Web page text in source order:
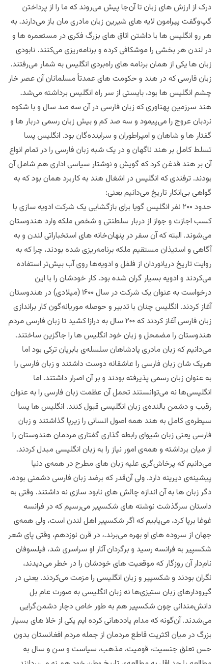
درک از ارزش های زبان تا آن‌جا پیش‌ می‌روند که ما را از پرداختن
گپ‌وگفت پیرامون لایه های شیرین زبان مادری مان باز می‌دارند. به
هر رو انگلیس ها با داشتن اتاق های بزرگ فکری در مستعمره ها و
در لندن هر بخشی را موشکافی کرده و برنامه‌ریزی می‌کنند. نابودی
زبان ها یکی از همان برنامه های را‌ه‌بردی انگلیس به شمار می‌رفتند.
زبان فارسی که در هند و حکومت های عمدتاً مسلمانان آن عصر خار
چشم انگلیس ها بود،‌ بایستی از سر راه انگلیس برداشته می‌شد.
هند سرزمین پهناوری که زبان فارسی در آن سه صد سال و با شکوه
نردبان عروج را می‌پیمود و سه صد کم و بیش زبان رسمی دربار ها و
گفتار ها و شاهان و امپراطوران و سراینده‌گان بود. انگلیس پسا
تسلط کامل بر هند ناگهان ‌و در یک شبه زبان فارسی را در تمام انواع
آن بر هند قدغن کرد که گویش و نوشتار سیاسی اداری هم شامل آن
بودند. ترفندی که انگلیس در اشغال هند به کاربرد همان بود که به
گواهی بی‌انکار تاریخ می‌دانیم یعنی:
حدود ۲۰۰ نفر انگلیس گویا برای بازگشایی یک شرکت ادویه سازی با
کسب اجازت و جواز از دربار سلطنتی و شخص ملکه وارد هندوستان
می‌شوند. البته که آن سفر در پنهان‌خانه های استخباراتی لندن و به
آگاهی و‌ استیذان مستقیم ملکه برنامه‌ریزی شده بودند، چرا که به
روایت تاریخ دریانوردان از فلفل و ادویه‌ها روی آب بیش‌تر استفاده
می‌کردند و ادویه بسیار گران شده بود. کار خودشان را با این
درخواست به عنوان یک شرکت در سال ۱۶۰۰ (میلادی) در هندوستان
آغاز کردند. انگلیس چنان با تدبیر و حوصله موریانه‌گون کار براندازی
زبان فارسی آغاز کردند که ۲۰۰ سال به درازا کشید تا زبان فارسی مردم
هندوستان را مضمحل و زبان خود انگلیس ها را جاگزین ساختند.
می‌دانیم که زبان مادری پادشاهان سلسله‌ی بابریان ترکی بود اما
هریک شان زبان فارسی را عاشقانه دوست داشتند و زبان فارسی را
به عنوان زبان رسمی پذیرفته بودند و بر آن اصرار داشتند. اما
انگلیسی‌ها نه می‌توانستند تحمل آن عظمت زبان فارسی را به عنوان
رقیب و دشمن بالنده‌ی زبان انگلیسی قبول کنند. انگلیس ها پسا
سیطره‌ی کامل به هند همه اصول انسانی را زیرپا گذاشتند و زبان
فارسی یعنی زبان شیوای رابطه‌ گذاری گفتاری مردمان هندوستان را
از میان برداشته ‌و همه‌ی امور نیاز را به زبان انگلیسی مبدل کردند.
می‌دانیم که پرخا‌ش‌گری علیه زبان های مطرح در همه‌ی دنیا
پیشینه‌ی دیرینه دارد. ولی آن‌قدر که برضد زبان فارسی دشمنی بوده،
دگر زبان ها به آن اندازه چالش های نابود سازی نه داشتند. وقتی به
داستان سرگذشت نوشته های شکسپیر می‌رسیم که در فرانسه
غوغا برپا کرد، می‌یابیم که اگر شکسپیر اهل لندن است، ولی همه‌ی
جهان از سروده های او بهره می‌برند.، در قرن نوزدهم، وقتی پای شعر
شکسپیر به فرانسه رسید و برگردان آثار او سراسری شد، فیلسوفان
نام‌دار آن روزگار که موقعیت های خودشان را در خطر می‌دیدند،
نگران بودند و شکسپیر و زبان انگلیسی را مزمت می‌کردند. یعنی در
گیرودارهای زبان ستیزی‌ها نه زبان انگلیسی به صورت عام بل
دانش‌مندانی چون شکسپیر هم به طور خاص دچار دشمن‌گرایی
می‌شدند. آن‌گونه که مدام یاددهانی کرده ایم یکی از خلا های بسیار
بزرگ در میان اکثریت قاطع مردمان از جمله مردم افغانستان بدون
حس تعلق جنسیت، قومیت، مذهب، سیاست و سن و سال به